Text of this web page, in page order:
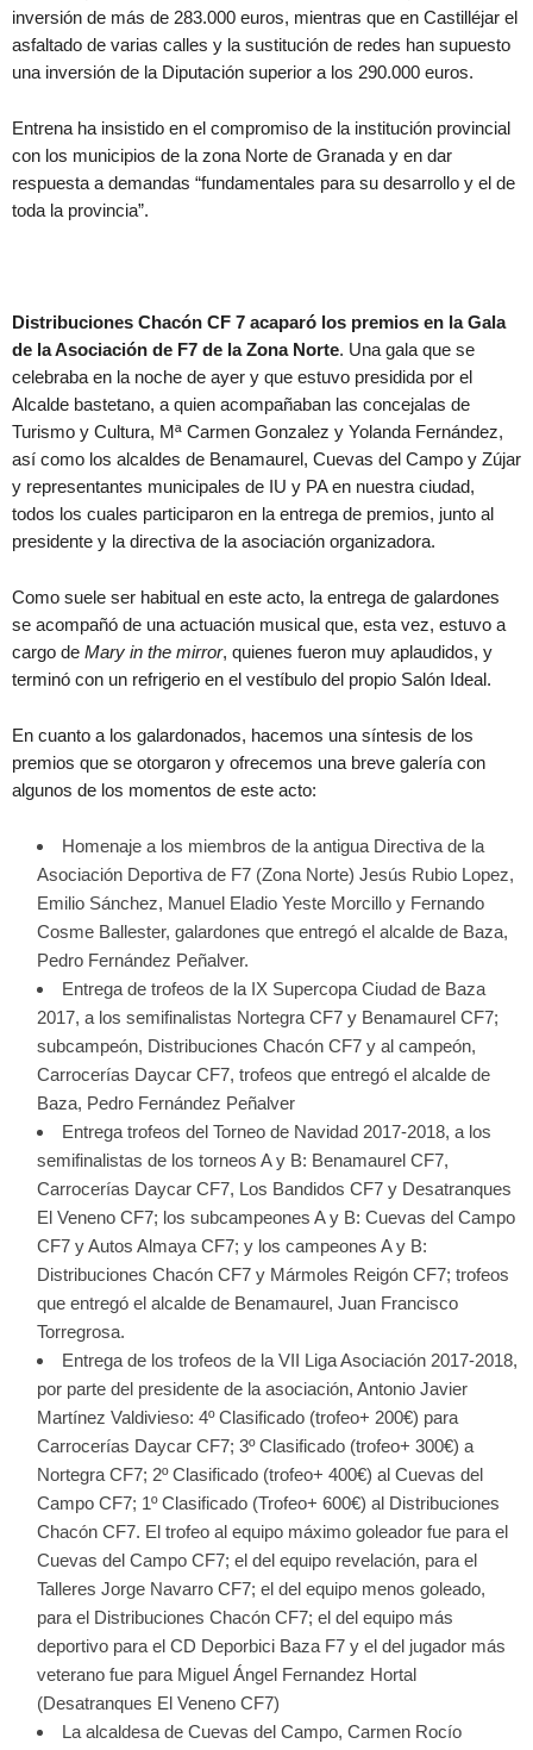
inversión de más de 283.000 euros, mientras que en Castilléjar el
asfaltado de varias calles y la sustitución de redes han supuesto
una inversión de la Diputación superior a los 290.000 euros.
Entrena ha insistido en el compromiso de la institución provincial
con los municipios de la zona Norte de Granada y en dar
respuesta a demandas “fundamentales para su desarrollo y el de
toda la provincia”.
Distribuciones Chacón CF 7 acaparó los premios en la Gala
de la Asociación de F7 de la Zona Norte. Una gala que se
celebraba en la noche de ayer y que estuvo presidida por el
Alcalde bastetano, a quien acompañaban las concejalas de
Turismo y Cultura, Mª Carmen Gonzalez y Yolanda Fernández,
así como los alcaldes de Benamaurel, Cuevas del Campo y Zújar
y representantes municipales de IU y PA en nuestra ciudad,
todos los cuales participaron en la entrega de premios, junto al
presidente y la directiva de la asociación organizadora.
Como suele ser habitual en este acto, la entrega de galardones
se acompañó de una actuación musical que, esta vez, estuvo a
cargo de Mary in the mirror, quienes fueron muy aplaudidos, y
terminó con un refrigerio en el vestíbulo del propio Salón Ideal.
En cuanto a los galardonados, hacemos una síntesis de los
premios que se otorgaron y ofrecemos una breve galería con
algunos de los momentos de este acto:
Homenaje a los miembros de la antigua Directiva de la
Asociación Deportiva de F7 (Zona Norte) Jesús Rubio Lopez,
Emilio Sánchez, Manuel Eladio Yeste Morcillo y Fernando
Cosme Ballester, galardones que entregó el alcalde de Baza,
Pedro Fernández Peñalver.
Entrega de trofeos de la IX Supercopa Ciudad de Baza
2017, a los semifinalistas Nortegra CF7 y Benamaurel CF7;
subcampeón, Distribuciones Chacón CF7 y al campeón,
Carrocerías Daycar CF7, trofeos que entregó el alcalde de
Baza, Pedro Fernández Peñalver
Entrega trofeos del Torneo de Navidad 2017-2018, a los
semifinalistas de los torneos A y B: Benamaurel CF7,
Carrocerías Daycar CF7, Los Bandidos CF7 y Desatranques
El Veneno CF7; los subcampeones A y B: Cuevas del Campo
CF7 y Autos Almaya CF7; y los campeones A y B:
Distribuciones Chacón CF7 y Mármoles Reigón CF7; trofeos
que entregó el alcalde de Benamaurel, Juan Francisco
Torregrosa.
Entrega de los trofeos de la VII Liga Asociación 2017-2018,
por parte del presidente de la asociación, Antonio Javier
Martínez Valdivieso: 4º Clasificado (trofeo+ 200€) para
Carrocerías Daycar CF7; 3º Clasificado (trofeo+ 300€) a
Nortegra CF7; 2º Clasificado (trofeo+ 400€) al Cuevas del
Campo CF7; 1º Clasificado (Trofeo+ 600€) al Distribuciones
Chacón CF7. El trofeo al equipo máximo goleador fue para el
Cuevas del Campo CF7; el del equipo revelación, para el
Talleres Jorge Navarro CF7; el del equipo menos goleado,
para el Distribuciones Chacón CF7; el del equipo más
deportivo para el CD Deporbici Baza F7 y el del jugador más
veterano fue para Miguel Ángel Fernandez Hortal
(Desatranques El Veneno CF7)
La alcaldesa de Cuevas del Campo, Carmen Rocío